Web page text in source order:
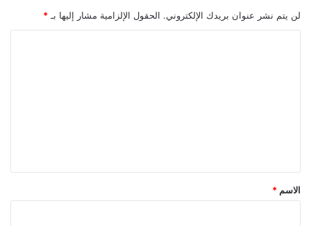
لن يتم نشر عنوان بريدك الإلكتروني. الحقول الإلزامية مشار إليها بـ *
*
الاسم *